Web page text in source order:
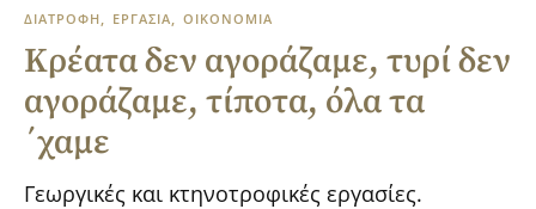
ΔΙΑΤΡΟΦΗ ΕΡΓΑΣΙΑ ΟΙΚΟΝΟΜΙΑ
Κρέατα δεν αγοράζαμε, τυρί δεν
αγοράζαμε, τίποτα, όλα τα
΄χαμε
Γεωργικές και κτηνοτροφικές εργασίες.